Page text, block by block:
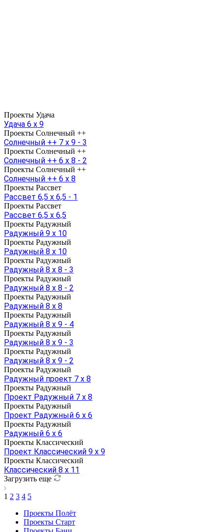
Проекты Удача
Удача 6 х 9
Проекты Солнечный ++
Солнечный ++ 7 х 9 - 3
Проекты Солнечный ++
Солнечный ++ 6 х 8 - 2
Проекты Солнечный ++
Солнечный ++ 6 х 8
Проекты Рассвет
Рассвет 6,5 х 6,5 - 1
Проекты Рассвет
Рассвет 6,5 х 6,5
Проекты Радужный
Радужный 9 х 10
Проекты Радужный
Радужный 8 х 10
Проекты Радужный
Радужный 8 х 8 - 3
Проекты Радужный
Радужный 8 х 8 - 2
Проекты Радужный
Радужный 8 х 8
Проекты Радужный
Радужный 8 х 9 - 4
Проекты Радужный
Радужный 8 х 9 - 3
Проекты Радужный
Радужный 8 х 9 - 2
Проекты Радужный
Радужный проект 7 х 8
Проекты Радужный
Проект Радужный 7 х 8
Проекты Радужный
Проект Радужный 6 х 6
Проекты Радужный
Радужный 6 х 6
Проекты Классический
Проект Классический 9 х 9
Проекты Классический
Классический 8 х 11
Загрузить еще
1 2 3 4 5
Проекты Полёт
Проекты Старт